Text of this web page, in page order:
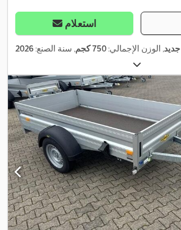
استعلام
جديد, الوزن الإجمالي:750 كجم , سنة الصنع:2026